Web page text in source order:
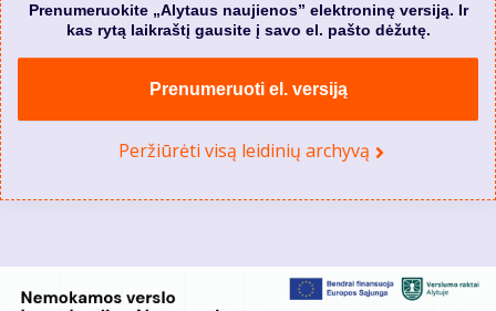
Prenumeruokite „Alytaus naujienos” elektroninę versiją. Ir
kas rytą laikraštį gausite į savo el. pašto dėžutę.
Prenumeruoti el. versiją
Peržiūrėti visą leidinių archyvą